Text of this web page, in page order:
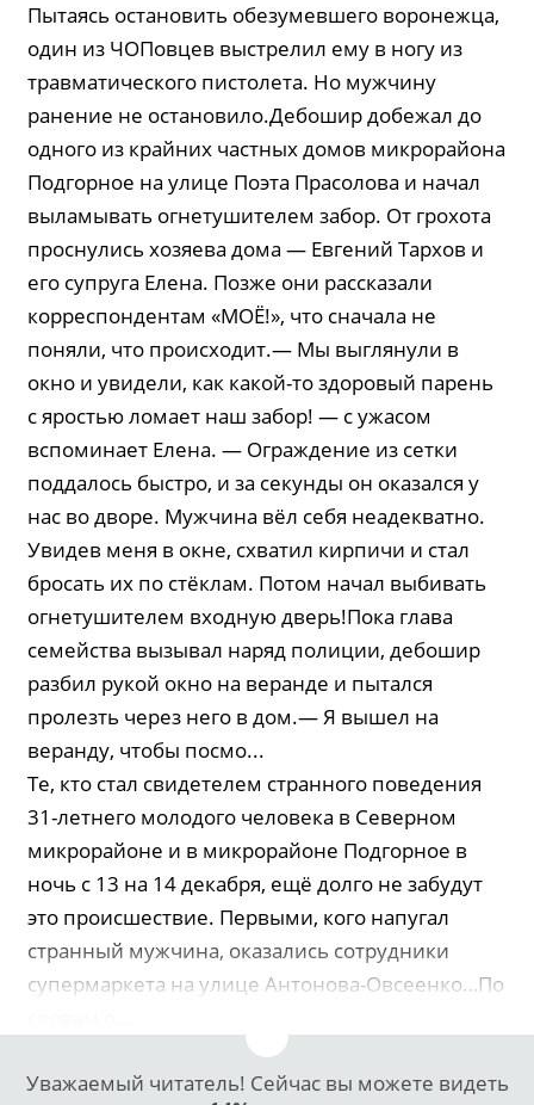
Пытаясь остановить обезумевшего воронежца,
один из ЧОПовцев выстрелил ему в ногу из
травматического пистолета. Но мужчину
ранение не остановило.Дебошир добежал до
одного из крайних частных домов микрорайона
Подгорное на улице Поэта Прасолова и начал
выламывать огнетушителем забор. От грохота
проснулись хозяева дома — Евгений Тархов и
его супруга Елена. Позже они рассказали
корреспондентам «МОЁ!», что сначала не
поняли, что происходит.— Мы выглянули в
окно и увидели, как какой-то здоровый парень
с яростью ломает наш забор! — с ужасом
вспоминает Елена. — Ограждение из сетки
поддалось быстро, и за секунды он оказался у
нас во дворе. Мужчина вёл себя неадекватно.
Увидев меня в окне, схватил кирпичи и стал
бросать их по стёклам. Потом начал выбивать
огнетушителем входную дверь!Пока глава
семейства вызывал наряд полиции, дебошир
разбил рукой окно на веранде и пытался
пролезть через него в дом.— Я вышел на
веранду, чтобы посмо...
Те, кто стал свидетелем странного поведения
31-летнего молодого человека в Северном
микрорайоне и в микрорайоне Подгорное в
ночь с 13 на 14 декабря, ещё долго не забудут
это происшествие. Первыми, кого напугал
странный мужчина, оказались сотрудники
супермаркета на улице Антонова-Овсеенко…По
Уважаемый читатель! Сейчас вы можете видеть